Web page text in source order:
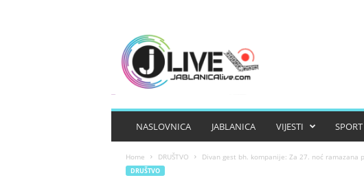
NASLOVNICA JABLANICA VIJESTI SPORT
Home DRUŠTVO Divan gest bh. kompanije: Za 27. noć
DRUŠTVO